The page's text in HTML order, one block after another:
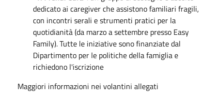
dedicato ai caregiver che assistono familiari fragili,
con incontri serali e strumenti pratici per la
quotidianità (da marzo a settembre presso Easy
Family). Tutte le iniziative sono finanziate dal
Dipartimento per le politiche della famiglia e
richiedono l'iscrizione
Maggiori informazioni nei volantini allegati